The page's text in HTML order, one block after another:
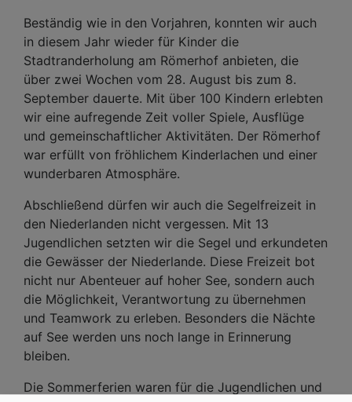
Beständig wie in den Vorjahren, konnten wir auch
in diesem Jahr wieder für Kinder die
Stadtranderholung am Römerhof anbieten, die
über zwei Wochen vom 28. August bis zum 8.
September dauerte. Mit über 100 Kindern erlebten
wir eine aufregende Zeit voller Spiele, Ausflüge
und gemeinschaftlicher Aktivitäten. Der Römerhof
war erfüllt von fröhlichem Kinderlachen und einer
wunderbaren Atmosphäre.
Abschließend dürfen wir auch die Segelfreizeit in
den Niederlanden nicht vergessen. Mit 13
Jugendlichen setzten wir die Segel und erkundeten
die Gewässer der Niederlande. Diese Freizeit bot
nicht nur Abenteuer auf hoher See, sondern auch
die Möglichkeit, Verantwortung zu übernehmen
und Teamwork zu erleben. Besonders die Nächte
auf See werden uns noch lange in Erinnerung
bleiben.
Die Sommerferien waren für die Jugendlichen und